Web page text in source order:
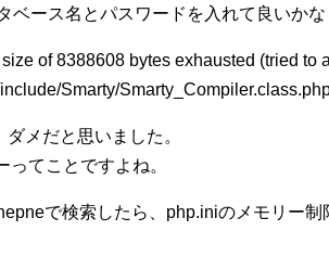
ベース名とパスワードを入れて良いか
of 8388608 bytes exhausted (tried to
Smarty/
メだと思いました。
てことですよね。
で検索したら、php.iniのメモリー制